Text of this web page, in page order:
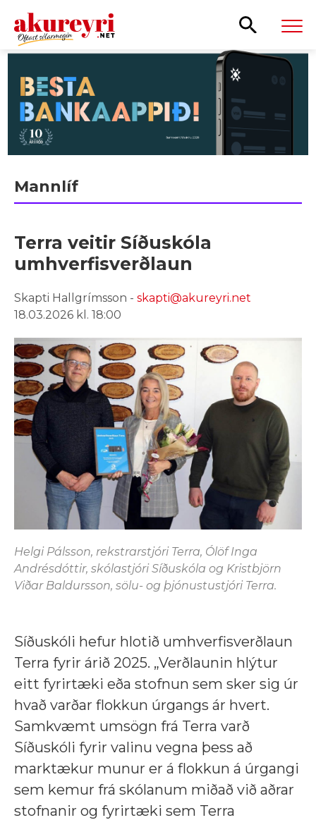
Mannlíf
Terra veitir Síðuskóla
umhverfisverðlaun
Skapti Hallgrímsson - skapti@akureyri.net
18.03.2026 kl. 18:00
Helgi Pálsson, rekstrarstjóri Terra, Ólöf Inga
Andrésdóttir, skólastjóri Síðuskóla og Kristbjörn
Viðar Baldursson, sölu- og þjónustustjóri Terra.
Síðuskóli hefur hlotið umhverfisverðlaun
Terra fyrir árið 2025. „Verðlaunin hlýtur
eitt fyrirtæki eða stofnun sem sker sig úr
hvað varðar flokkun úrgangs ár hvert.
Samkvæmt umsögn frá Terra varð
Síðuskóli fyrir valinu vegna þess að
marktækur munur er á flokkun á úrgangi
sem kemur frá skólanum miðað við aðrar
stofnanir og fyrirtæki sem Terra